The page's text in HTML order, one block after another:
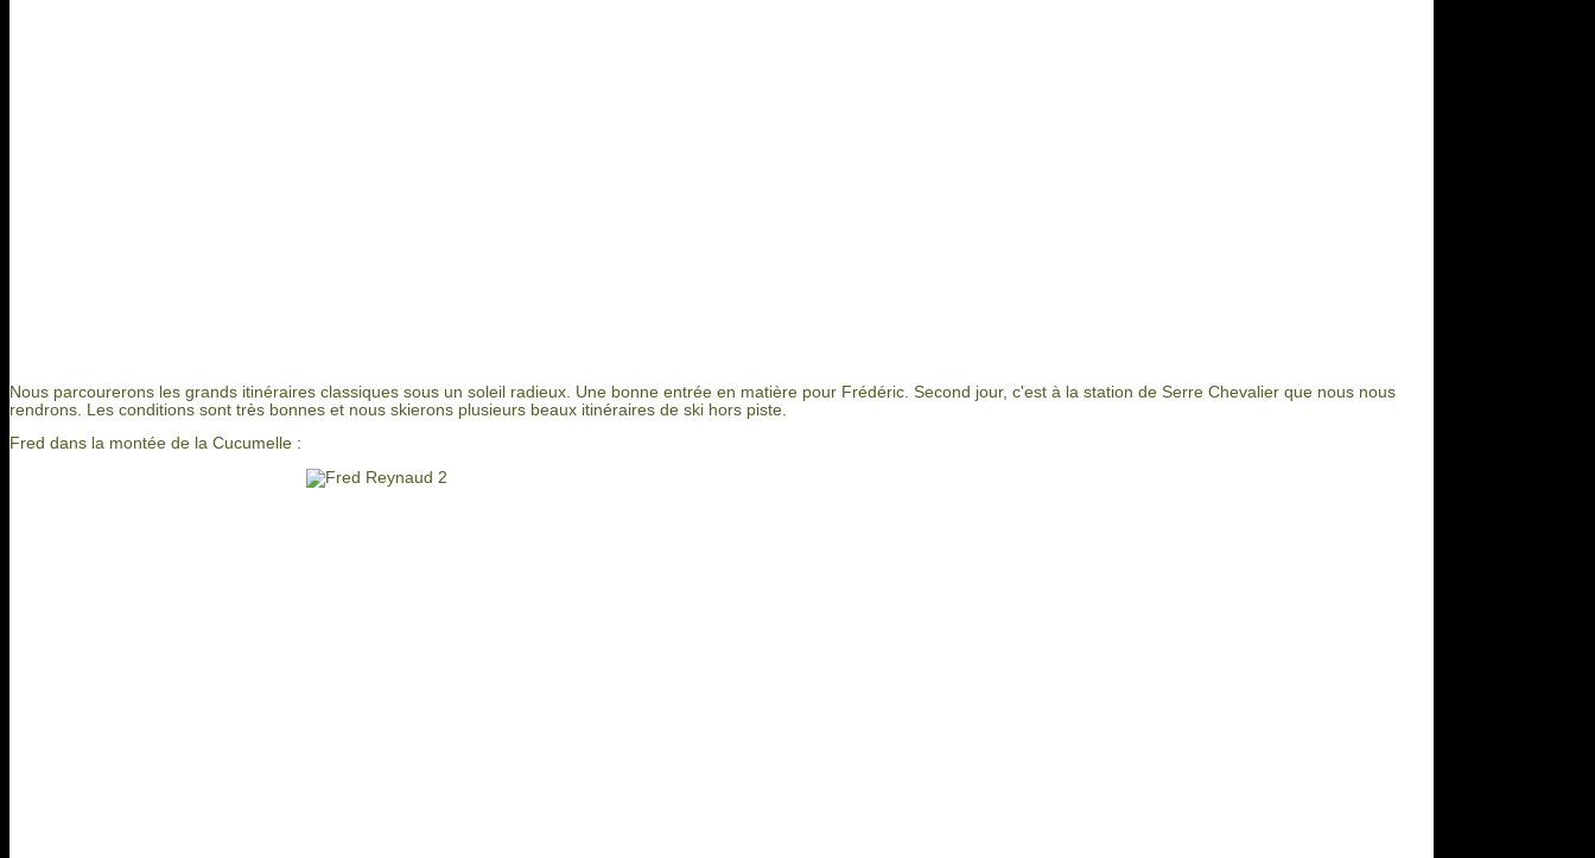
Nous parcourerons les grands itinéraires classiques sous un soleil radieux. Une bonne entrée en matière pour Frédéric. Second jour, c'est à la station de Serre Chevalier que nous nous
rendrons. Les conditions sont très bonnes et nous skierons plusieurs beaux itinéraires de ski hors piste.
Fred dans la montée de la Cucumelle :